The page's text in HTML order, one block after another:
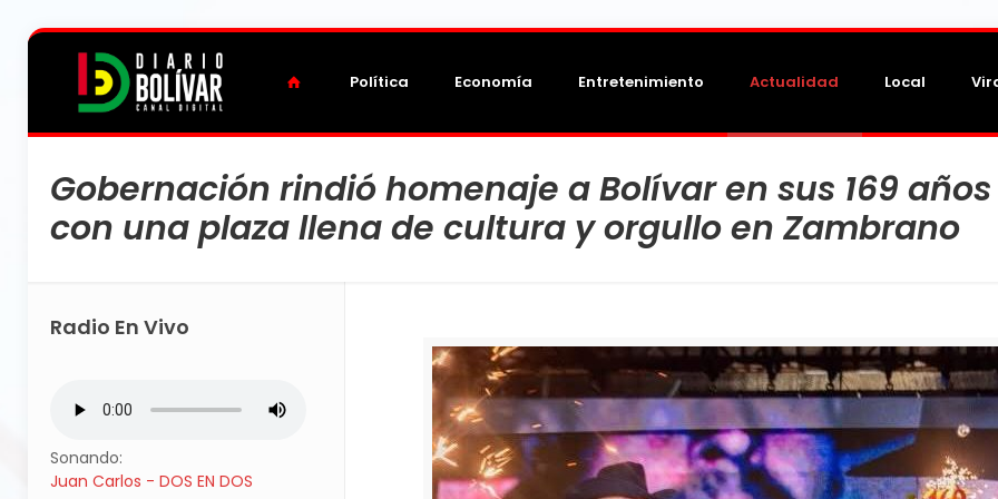
Política Economía Entretenimiento Actualidad Local
Gobernación rindió homenaje a Bolívar en sus 169 años
con una plaza llena de cultura y orgullo en Zambrano
Radio En Vivo
Sonando:
Juan Carlos - DOS EN DOS